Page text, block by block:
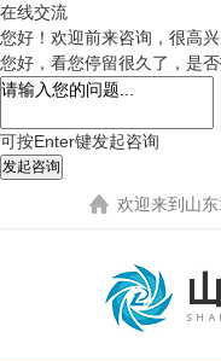
在线交流
您好！欢迎前来咨询，很高
您好，看您停留很久了，是
可按Enter键发起咨询
发起咨询
欢迎来到 山